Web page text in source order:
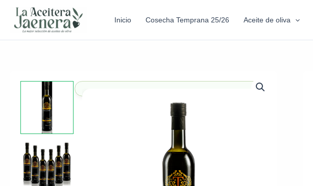
Inicio Cosecha Temprana 25/26 Aceite de oliva